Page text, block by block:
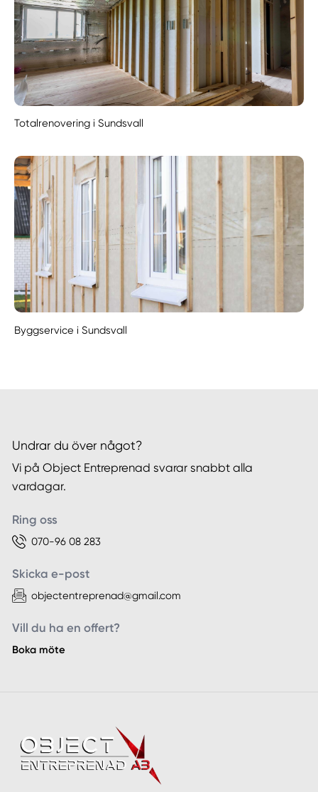
Totalrenovering i Sundsvall
Byggservice i Sundsvall
Undrar du över något?
Vi på Object Entreprenad svarar snabbt alla
vardagar.
Ring oss
070-96 08 283
Skicka e-post
objectentreprenad@gmail.com
Vill du ha en offert?
Boka möte